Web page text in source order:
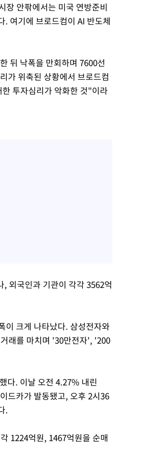
장 안팎에서는 미국 연방준비
여기에 브로드컴이 AI 반도체
뒤 낙폭을 만회하며 7600선
가 위축된 상황에서 브로드컴
투자심리가 악화한 것"이라
외국인과 기관이 각각 3562억
이 크게 나타났다. 삼성전자와
래를 마치며 '30만전자', '200
다. 이날 오전 4.27% 내린
드카가 발동됐고, 오후 2시36
.
1224억원, 1467억원을 순매